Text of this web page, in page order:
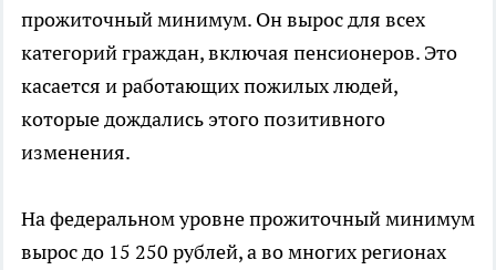
прожиточный минимум. Он вырос для всех
категорий граждан, включая пенсионеров. Это
касается и работающих пожилых людей,
которые дождались этого позитивного
изменения.
На федеральном уровне прожиточный минимум
вырос до 15 250 рублей, а во многих регионах